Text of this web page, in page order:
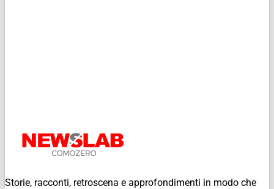
Storie, racconti, retroscena e approfondimenti in modo che